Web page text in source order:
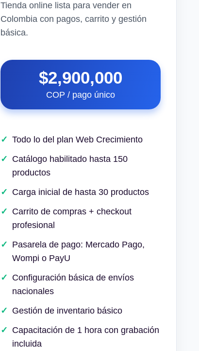
Tienda online lista para vender en
Colombia con pagos, carrito y gestión
básica.
$2,900,000
COP / pago único
Todo lo del plan Web Crecimiento
Catálogo habilitado hasta 150
productos
Carga inicial de hasta 30 productos
Carrito de compras + checkout
profesional
Pasarela de pago: Mercado Pago,
Wompi o PayU
Configuración básica de envíos
nacionales
Gestión de inventario básico
Capacitación de 1 hora con grabación
incluida